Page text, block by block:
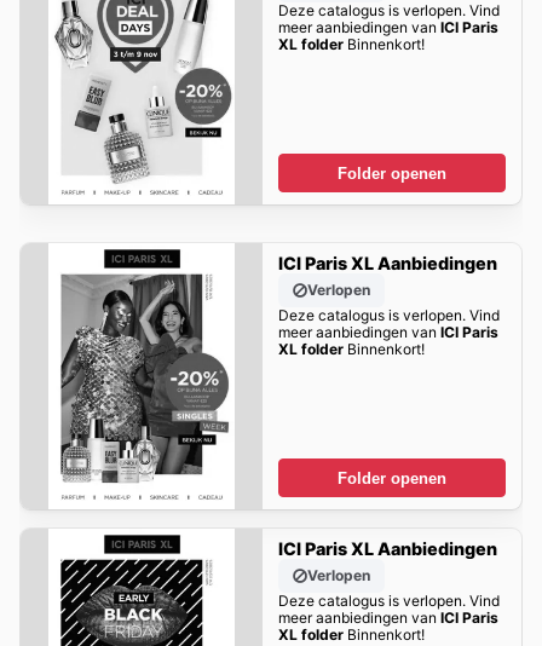
Deze catalogus is verlopen. Vind
meer aanbiedingen van ICI Paris
XL folderBinnenkort!
Folder openen
ICI Paris XL Aanbiedingen
Verlopen
Deze catalogus is verlopen. Vind
meer aanbiedingen van ICI Paris
XL folderBinnenkort!
Folder openen
ICI Paris XL Aanbiedingen
Verlopen
Deze catalogus is verlopen. Vind
meer aanbiedingen van ICI Paris
XL folderBinnenkort!